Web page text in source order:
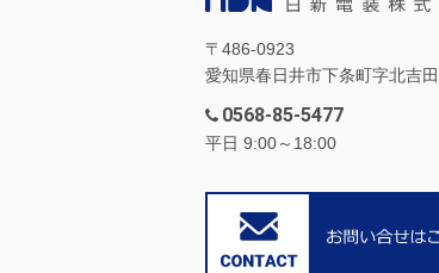
〒486-0923
愛知県春日井市下条町字北吉
0568-85-5477
平日 9:00～18:00